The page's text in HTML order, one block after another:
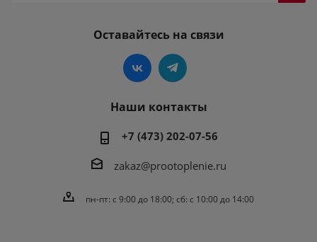
Оставайтесь на связи
Наши контакты
+7 (473) 202-07-56
zakaz@prootoplenie.ru
пн-пт: c 9:00 до 18:00; сб: с 10:00 до 14:00